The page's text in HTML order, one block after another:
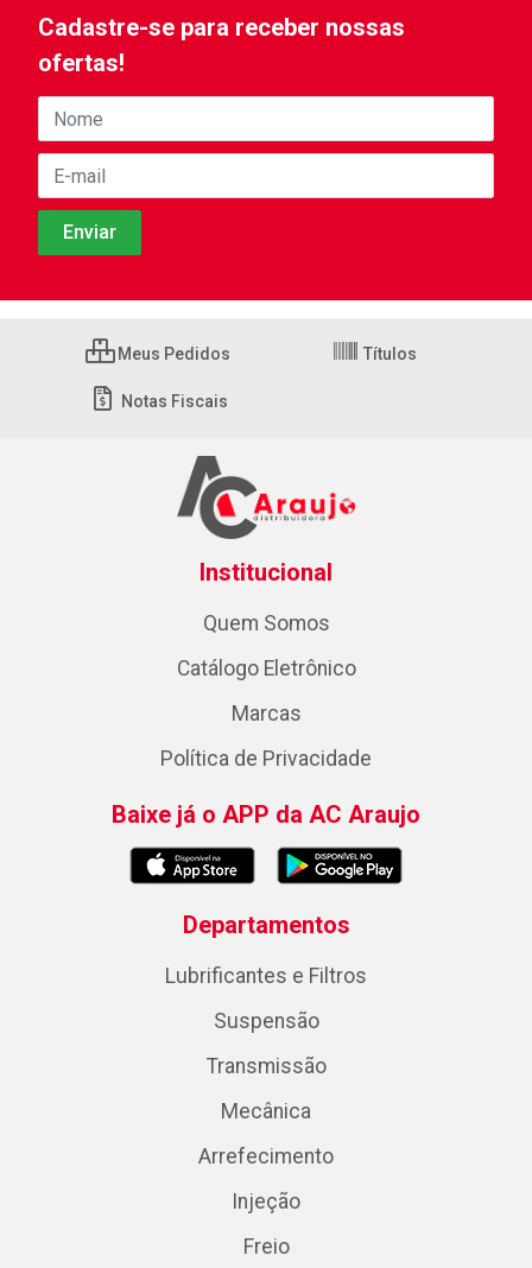
Cadastre-se para receber nossas
ofertas!
Meus Pedidos Títulos
Notas Fiscais
Institucional
Quem Somos
Catálogo Eletrônico
Marcas
Política de Privacidade
Baixe já o APP da AC Araujo
Departamentos
Lubrificantes e Filtros
Suspensão
Transmissão
Mecânica
Arrefecimento
Injeção
Freio